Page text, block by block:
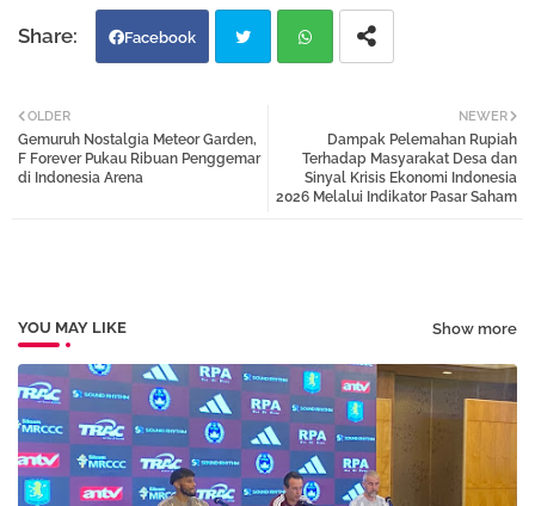
Facebook
tter
pp
NEWER
Dampak Pelemahan Rupiah
Terhadap Masyarakat Desa dan
Sinyal Krisis Ekonomi Indonesia
2026 Melalui Indikator Pasar Saham
OLDER
Gemuruh Nostalgia Meteor Garden,
F Forever Pukau Ribuan Penggemar
di Indonesia Arena
YOU MAY LIKE Show more